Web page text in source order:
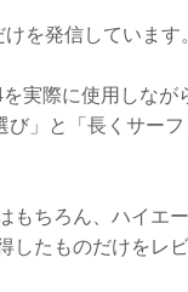
を発信しています
実際に使用しなが
」と「長くサー
もちろん、ハイエ
したものだけをレ